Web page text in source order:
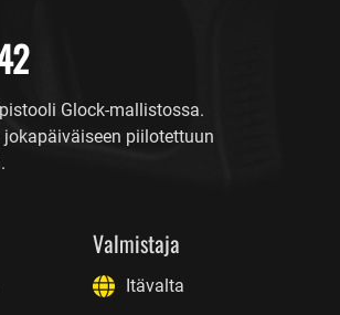
Glock-mallistossa.
jokapäiväiseen piilotettuun
Valmistaja
Itävalta